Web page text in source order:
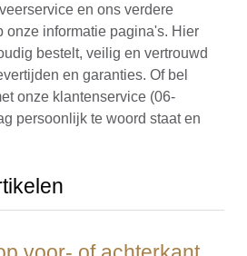
en ons verdere
onze informatie pagina's. Hier
bestelt, veilig en vertrouwd
en garanties. Of bel
onze klantenservice (06-
persoonlijk te woord staat en